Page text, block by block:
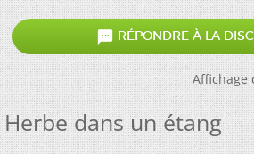
 RÉPONDRE À LA
Affichage
Herbe dans un étang